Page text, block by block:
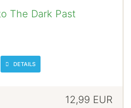
The Dark Past
DETAILS
12,99 EUR